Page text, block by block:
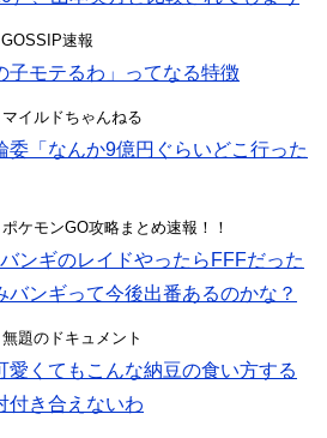
速報
子モテるわ」ってなる特徴
イルドちゃんねる
委「なんか9億円ぐらいどこ行った
ケモンGO攻略まとめ速報！！
バンギのレイドやったらFFFだった
バンギって今後出番あるのかな？
題のドキュメント
愛くてもこんな納豆の食い方する
付き合えないわ